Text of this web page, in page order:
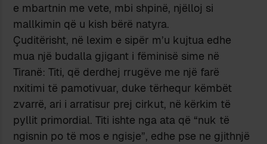
e mbartnin me vete, mbi shpinë, njëlloj si
mallkimin që u kish bërë natyra.
Çuditërisht, në lexim e sipër m’u kujtua edhe
mua një budalla gjigant i fëminisë sime në
Tiranë: Titi, që derdhej rrugëve me një farë
nxitimi të pamotivuar, duke tërhequr këmbët
zvarrë, ari i arratisur prej cirkut, në kërkim të
pyllit primordial. Titi ishte nga ata që “nuk të
ngisnin po të mos e ngisje”, edhe pse ne gjithnjë